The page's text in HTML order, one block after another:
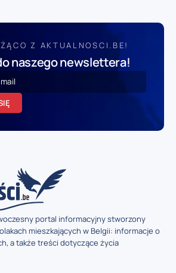
Z AKTUALNOSCI.BE!
naszego newslettera!
portal informacyjny stworzony
mieszkających w Belgii: informacje o
a także treści dotyczące życia